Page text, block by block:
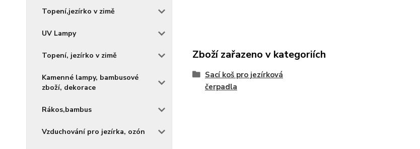
Topení,jezírko v zimě
UV Lampy
Topení, jezírko v zimě
Kamenné lampy, bambusové
zboží, dekorace
Rákos,bambus
Vzduchování pro jezírka, ozón
Zboží zařazeno v kategoriích
Sací koš pro jezírková
čerpadla